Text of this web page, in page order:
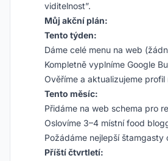
viditelnost”.
Můj akční plán:
Tento týden:
Dáme celé menu na web
Kompletně vyplníme Google
Ověříme a aktualizujeme profil
Tento měsíc:
Přidáme na web schema pro
Oslovíme 3–4 místní food
Požádáme nejlepší štamgasty
Příští čtvrtletí: